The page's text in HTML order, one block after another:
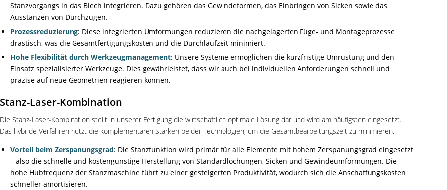
Stanzvorgangs in das Blech integrieren. Dazu gehören das Gewindeformen, das Einbringen von Sicken sowie das
Ausstanzen von Durchzügen.
Prozessreduzierung: Diese integrierten Umformungen reduzieren die nachgelagerten Füge- und Montageprozesse
drastisch, was die Gesamtfertigungskosten und die Durchlaufzeit minimiert.
Hohe Flexibilität durch Werkzeugmanagement: Unsere Systeme ermöglichen die kurzfristige Umrüstung und den
Einsatz spezialisierter Werkzeuge. Dies gewährleistet, dass wir auch bei individuellen Anforderungen schnell und
präzise auf neue Geometrien reagieren können.
Stanz-Laser-Kombination
Die Stanz-Laser-Kombination stellt in unserer Fertigung die wirtschaftlich optimale Lösung dar und wird am häufigsten eingesetzt.
Das hybride Verfahren nutzt die komplementären Stärken beider Technologien, um die Gesamtbearbeitungszeit zu minimieren.
Vorteil beim Zerspanungsgrad: Die Stanzfunktion wird primär für alle Elemente mit hohem Zerspanungsgrad eingesetzt
– also die schnelle und kostengünstige Herstellung von Standardlochungen, Sicken und Gewindeumformungen. Die
hohe Hubfrequenz der Stanzmaschine führt zu einer gesteigerten Produktivität, wodurch sich die Anschaffungskosten
schneller amortisieren.